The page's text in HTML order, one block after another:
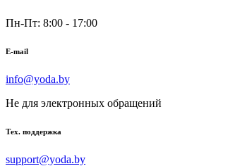
Пн-Пт: 8:00 - 17:00
E-mail
info@yoda.by
Не для электронных обращений
Тех. поддержка
support@yoda.by